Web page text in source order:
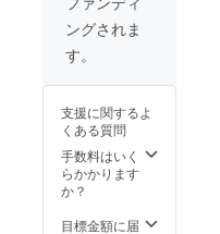
影日は
カメラ
ご指定
させて
頂くい
くつか
の日程
からご
お選び
ます。
※リター
は、本
確認く
ださ
い。 ※
支援時
に備考
NeoFa
ブック
をお届
載者様
談のも
と、広
告掲載
号を決
定させ
だきた
ングされま
す。
支援に関するよ
くある質問
手数料はいく
らかかります
か？
目標金額に届